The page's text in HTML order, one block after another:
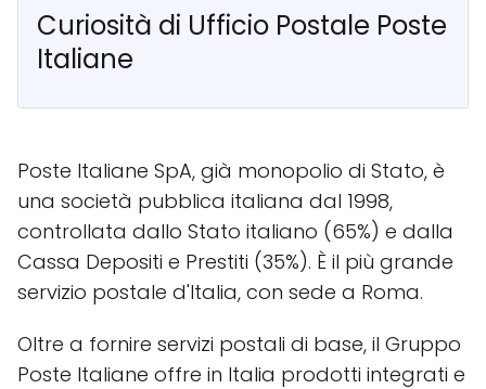
Curiosità di Ufficio Postale Poste
Italiane
Poste Italiane SpA, già monopolio di Stato, è
una società pubblica italiana dal 1998,
controllata dallo Stato italiano (65%) e dalla
Cassa Depositi e Prestiti (35%). È il più grande
servizio postale d'Italia, con sede a Roma.
Oltre a fornire servizi postali di base, il Gruppo
Poste Italiane offre in Italia prodotti integrati e